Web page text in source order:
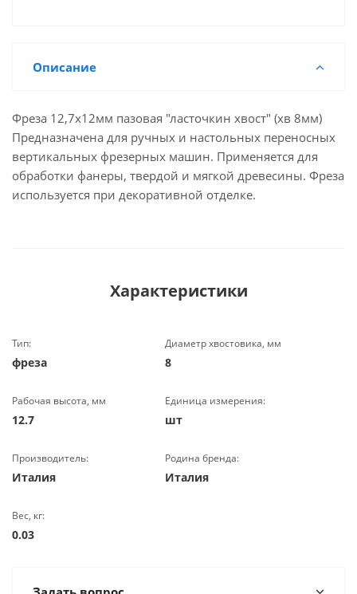
Описание
Фреза 12,7х12мм пазовая "ласточкин хвост" (хв 8мм)
Предназначена для ручных и настольных переносных
вертикальных фрезерных машин. Применяется для
обработки фанеры, твердой и мягкой древесины. Фреза
используется при декоративной отделке.
Характеристики
Тип:
фреза
Диаметр хвостовика, мм
8
Рабочая высота, мм
12.7
Единица измерения:
шт
Производитель:
Италия
Родина бренда:
Италия
Вес, кг:
0.03